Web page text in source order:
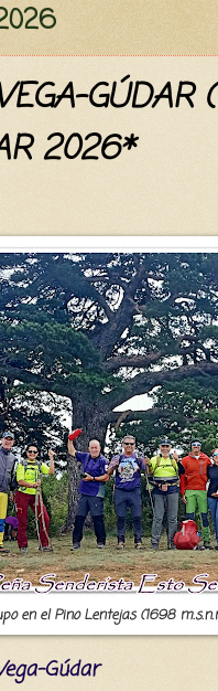
2026*
en el Pino Lentejas (1698
Gúdar